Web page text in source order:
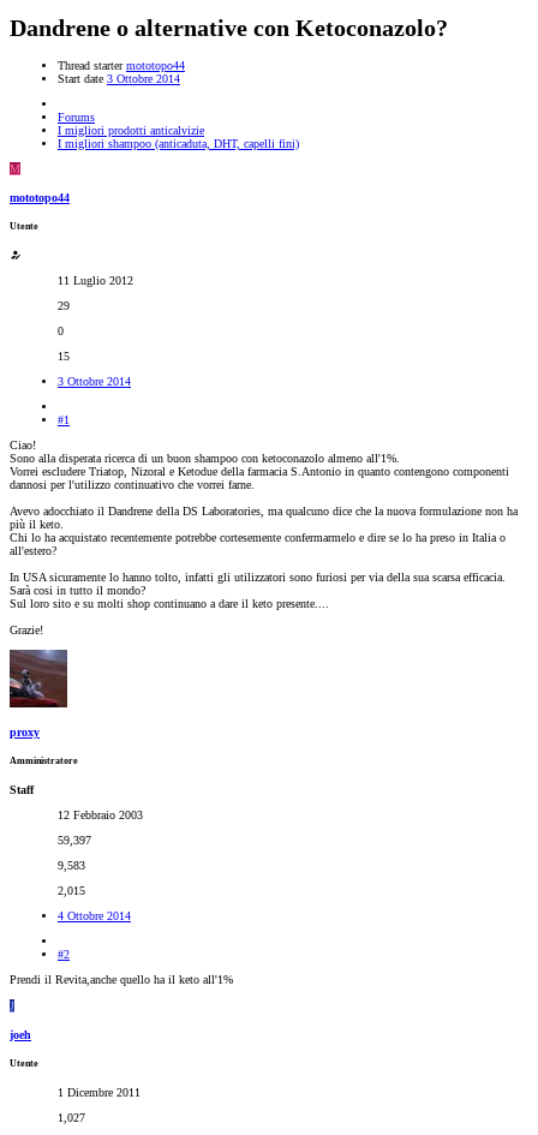
Dandrene o alternative con Ketoconazolo?
Thread starter mototopo44
Start date 3 Ottobre 2014
Forums
I migliori prodotti anticalvizie
I migliori shampoo (anticaduta, DHT, capelli fini)
M
mototopo44
Utente
11 Luglio 2012
29
0
15
3 Ottobre 2014
#1
Ciao!
Sono alla disperata ricerca di un buon shampoo con ketoconazolo almeno all'1%.
Vorrei escludere Triatop, Nizoral e Ketodue della farmacia S.Antonio in quanto contengono componenti
dannosi per l'utilizzo continuativo che vorrei farne.
Avevo adocchiato il Dandrene della DS Laboratories, ma qualcuno dice che la nuova formulazione non ha
più il keto.
Chi lo ha acquistato recentemente potrebbe cortesemente confermarmelo e dire se lo ha preso in Italia o
all'estero?
In USA sicuramente lo hanno tolto, infatti gli utilizzatori sono furiosi per via della sua scarsa efficacia.
Sarà cosi in tutto il mondo?
Sul loro sito e su molti shop continuano a dare il keto presente....
Grazie!
proxy
Amministratore
Staff
12 Febbraio 2003
59,397
9,583
2,015
4 Ottobre 2014
#2
Prendi il Revita,anche quello ha il keto all'1%
J
joeh
Utente
1 Dicembre 2011
1,027